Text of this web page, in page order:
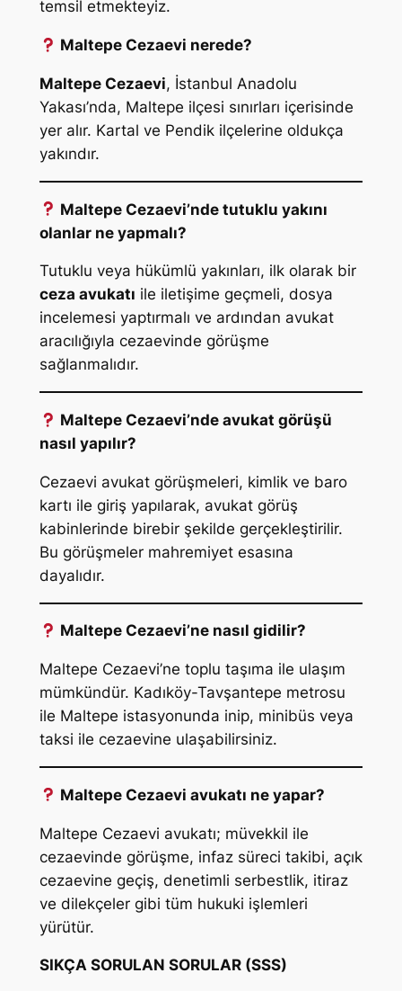
temsil etmekteyiz.
Maltepe Cezaevi nerede?
Maltepe Cezaevi, İstanbul Anadolu
Yakası’nda, Maltepe ilçesi sınırları içerisinde
yer alır. Kartal ve Pendik ilçelerine oldukça
yakındır.
Maltepe Cezaevi’nde tutuklu yakını
olanlar ne yapmalı?
Tutuklu veya hükümlü yakınları, ilk olarak bir
ceza avukatı ile iletişime geçmeli, dosya
incelemesi yaptırmalı ve ardından avukat
aracılığıyla cezaevinde görüşme
sağlanmalıdır.
Maltepe Cezaevi’nde avukat görüşü
nasıl yapılır?
Cezaevi avukat görüşmeleri, kimlik ve baro
kartı ile giriş yapılarak, avukat görüş
kabinlerinde birebir şekilde gerçekleştirilir.
Bu görüşmeler mahremiyet esasına
dayalıdır.
Maltepe Cezaevi’ne nasıl gidilir?
Maltepe Cezaevi’ne toplu taşıma ile ulaşım
mümkündür. Kadıköy-Tavşantepe metrosu
ile Maltepe istasyonunda inip, minibüs veya
taksi ile cezaevine ulaşabilirsiniz.
Maltepe Cezaevi avukatı ne yapar?
Maltepe Cezaevi avukatı; müvekkil ile
cezaevinde görüşme, infaz süreci takibi, açık
cezaevine geçiş, denetimli serbestlik, itiraz
ve dilekçeler gibi tüm hukuki işlemleri
yürütür.
SIKÇA SORULAN SORULAR (SSS)